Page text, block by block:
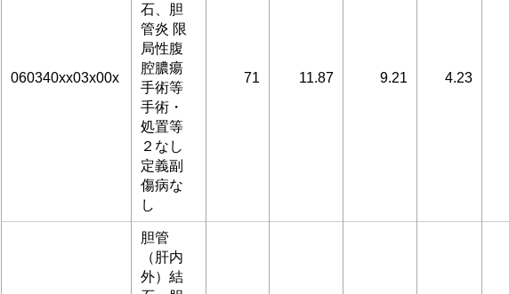
060340xx03x00x
石、胆
管炎 限
局性腹
腔膿瘍
手術等
手術・
処置等
２なし
定義副
傷病な
し
71 11.87 9.21 4.23
胆管
（肝内
外）結